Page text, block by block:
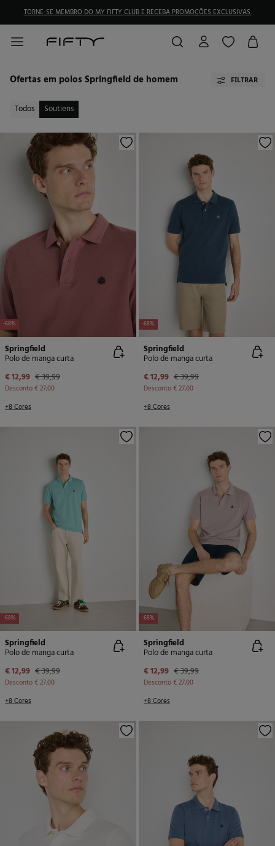
TORNE-SE MEMBRO DO MY FIFTY CLUB E RECEBA PROMOÇÕES EXCLUSIVAS.
Ofertas em polos Springfield de homem FILTRAR
Todos Soutiens
-68%
Springfield
Polo de manga curta
€ 12,99 € 39,99
Desconto€ 27,00
+8 Cores
-68%
Springfield
Polo de manga curta
€ 12,99 € 39,99
Desconto€ 27,00
+8 Cores
-68%
Springfield
Polo de manga curta
€ 12,99 € 39,99
Desconto€ 27,00
+8 Cores
-68%
Springfield
Polo de manga curta
€ 12,99 € 39,99
Desconto€ 27,00
+8 Cores